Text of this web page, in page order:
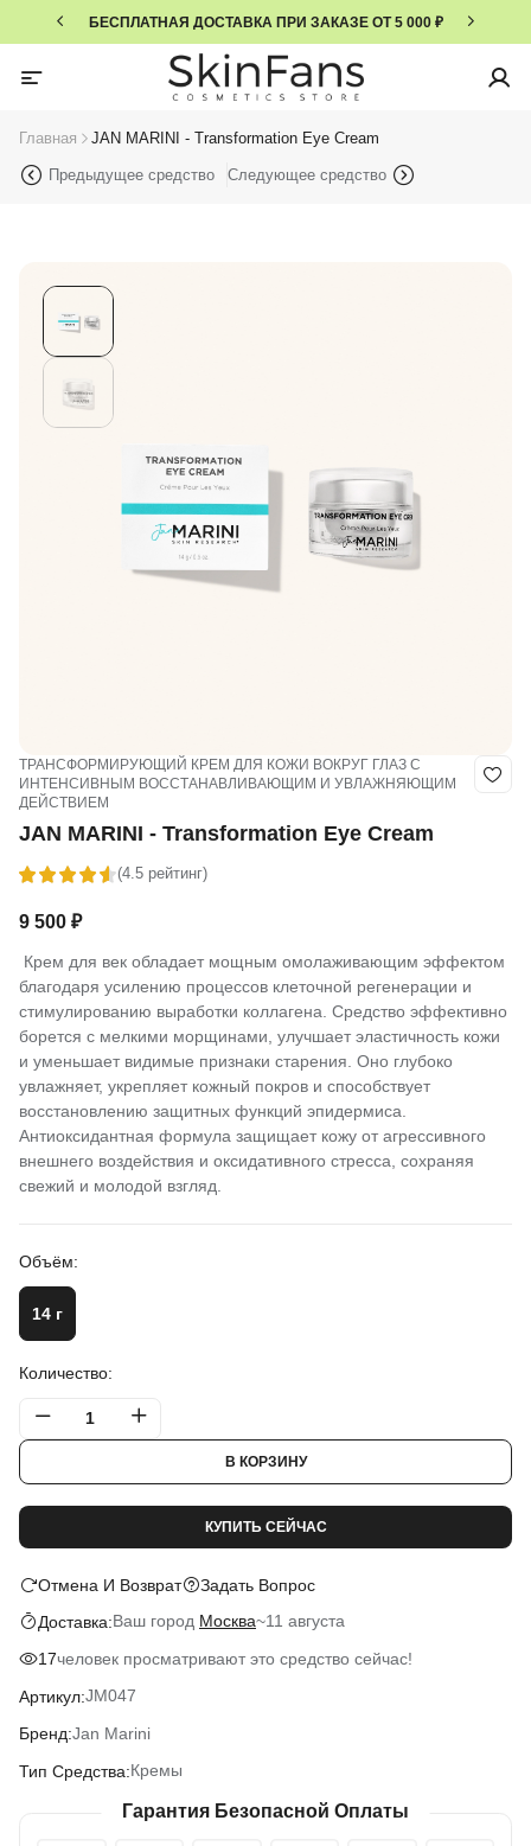
БЕСПЛАТНАЯ ДОСТАВКА ПРИ ЗАКАЗЕ ОТ 5 000 ₽
Главная JAN MARINI - Transformation Eye Cream
Предыдущее средство Следующее средство
ТРАНСФОРМИРУЮЩИЙ КРЕМ ДЛЯ КОЖИ ВОКРУГ ГЛАЗ С
ИНТЕНСИВНЫМ ВОССТАНАВЛИВАЮЩИМ И УВЛАЖНЯЮЩИМ
ДЕЙСТВИЕМ
JAN MARINI - Transformation Eye Cream
(4.5 рейтинг)
9 500 ₽
Крем для век обладает мощным омолаживающим эффектом
благодаря усилению процессов клеточной регенерации и
стимулированию выработки коллагена. Средство эффективно
борется с мелкими морщинами, улучшает эластичность кожи
и уменьшает видимые признаки старения. Оно глубоко
увлажняет, укрепляет кожный покров и способствует
восстановлению защитных функций эпидермиса.
Антиоксидантная формула защищает кожу от агрессивного
внешнего воздействия и оксидативного стресса, сохраняя
свежий и молодой взгляд.
Объём:
14 г
Количество:
В КОРЗИНУ
КУПИТЬ СЕЙЧАС
Отмена И Возврат
Задать Вопрос
Доставка:Ваш город Москва~11 августа
17человек просматривают это средство сейчас!
Артикул:JM047
Бренд:Jan Marini
Тип Средства:Кремы
Гарантия Безопасной Оплаты